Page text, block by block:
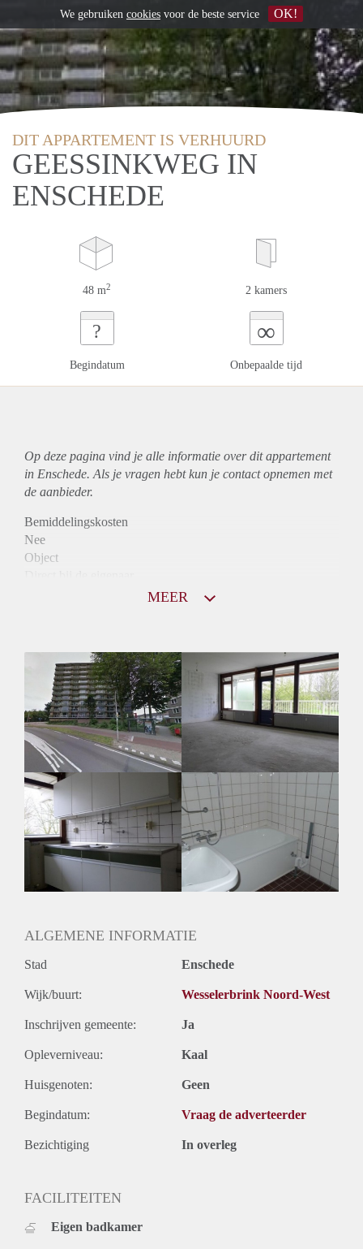
DIT APPARTEMENT IS VERHUURD
GEESSINKWEG IN
ENSCHEDE
48 m2 2 kamers
?
Begindatum
∞
Onbepaalde tijd
Op deze pagina vind je alle informatie over ditappartement
in Enschede. Als je vragen hebt kun je contact opnemen met
de aanbieder.
Bemiddelingskosten
Nee
Object
Huurtoeslag
Mogelijk
Inkomen eis
N.V.T.
Huurtermijn
Onbepaalde termijn
Oplevering
Kaal
MEER
ALGEMENE INFORMATIE
Stad Enschede
Wijk/buurt: Wesselerbrink Noord-West
Inschrijven gemeente: Ja
Opleverniveau: Kaal
Huisgenoten: Geen
Begindatum: Vraag de adverteerder
Bezichtiging In overleg
FACILITEITEN
Eigen badkamer
We gebruiken cookies voor de beste service OK!